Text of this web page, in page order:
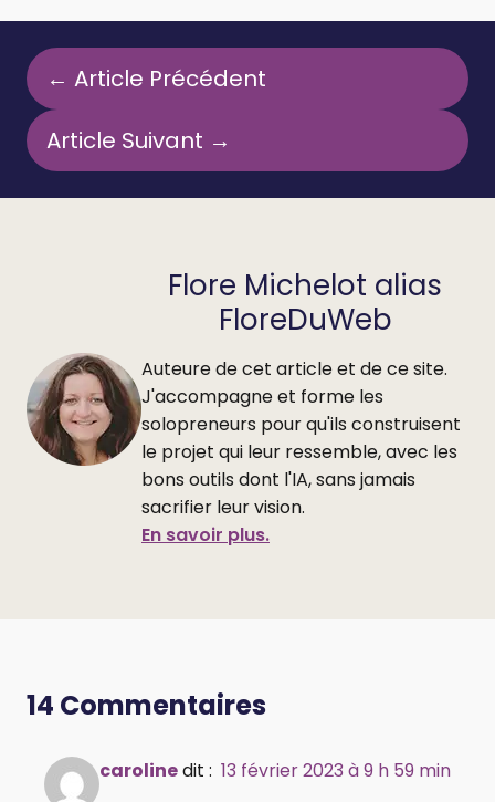
← Article Précédent
Article Suivant →
Flore Michelot alias
FloreDuWeb
Auteure de cet article et de ce site.
J'accompagne et forme les
solopreneurs pour qu'ils construisent
le projet qui leur ressemble, avec les
bons outils dont l'IA, sans jamais
sacrifier leur vision.
En savoir plus.
14 Commentaires
carolinedit : 13 février 2023 à 9 h 59 min